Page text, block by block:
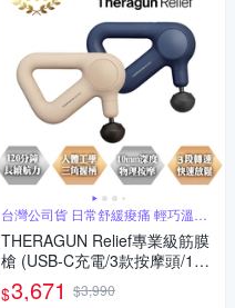
台灣公司貨 日常舒緩痠痛 輕巧溫柔
小幫手
THERAGUN Relief專業級筋膜
槍 (USB-C充電/3款按摩頭/10m
m振幅)
$3,671 $3,990